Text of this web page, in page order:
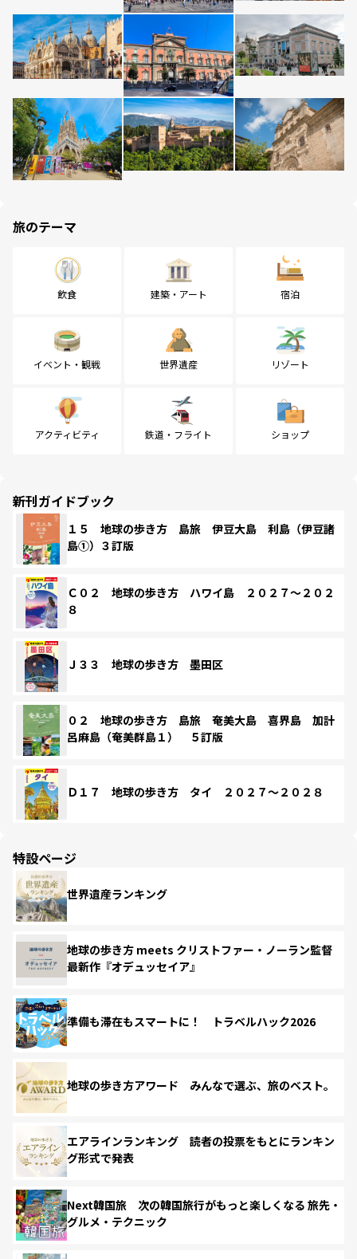
旅のテーマ
飲食 建築・アート 宿泊
イベント・観戦 世界遺産 リゾート
アクティビティ 鉄道・フライト ショップ
新刊ガイドブック
１５ 地球の歩き方 島旅 伊豆大島 利島（伊豆諸
島①）３訂版
Ｃ０２ 地球の歩き方 ハワイ島 ２０２７～２０２
８
Ｊ３３ 地球の歩き方 墨田区
０２ 地球の歩き方 島旅 奄美大島 喜界島 加計
呂麻島（奄美群島１） ５訂版
Ｄ１７ 地球の歩き方 タイ ２０２７～２０２８
特設ページ
世界遺産ランキング
地球の歩き方 meets クリストファー・ノーラン監督
最新作『オデュッセイア』
準備も滞在もスマートに！ トラベルハック2026
地球の歩き方アワード みんなで選ぶ、旅のベスト。
エアラインランキング 読者の投票をもとにランキン
グ形式で発表
Next韓国旅 次の韓国旅行がもっと楽しくなる 旅先・
グルメ・テクニック